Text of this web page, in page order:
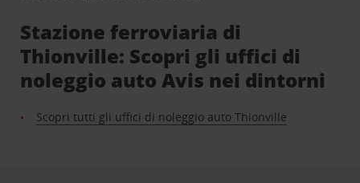
Stazione ferroviaria di
Thionville: Scopri gli uffici di
noleggio auto Avis nei dintorni
Scopri tutti gli uffici di noleggio auto Thionville